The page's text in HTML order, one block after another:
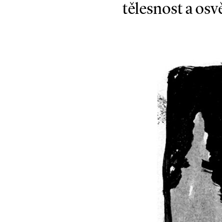
tělesnost a